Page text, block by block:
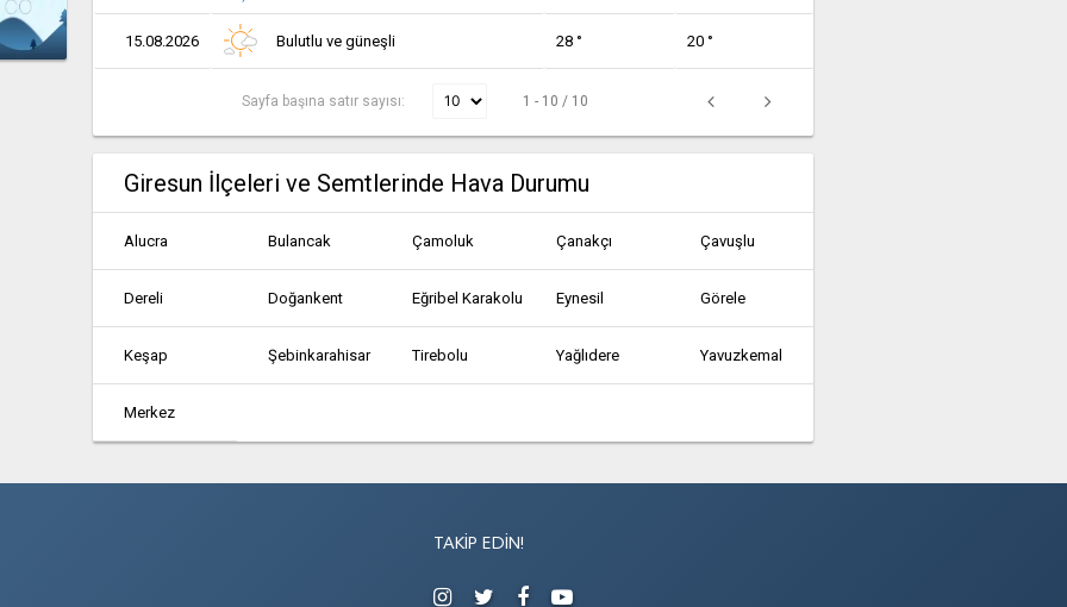
15.08.2026 Bulutlu ve güneşli 28 ° 20 °
Sayfa başına satır sayısı: 1 - 10 / 10
Giresun İlçeleri ve Semtlerinde Hava Durumu
Alucra Bulancak Çamoluk Çanakçı Çavuşlu
Dereli Doğankent Eğribel Karakolu Eynesil Görele
Keşap Şebinkarahisar Tirebolu Yağlıdere Yavuzkemal
Merkez
TAKIP EDIN!